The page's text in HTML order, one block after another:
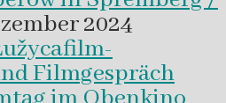
2024
Filmgespräch